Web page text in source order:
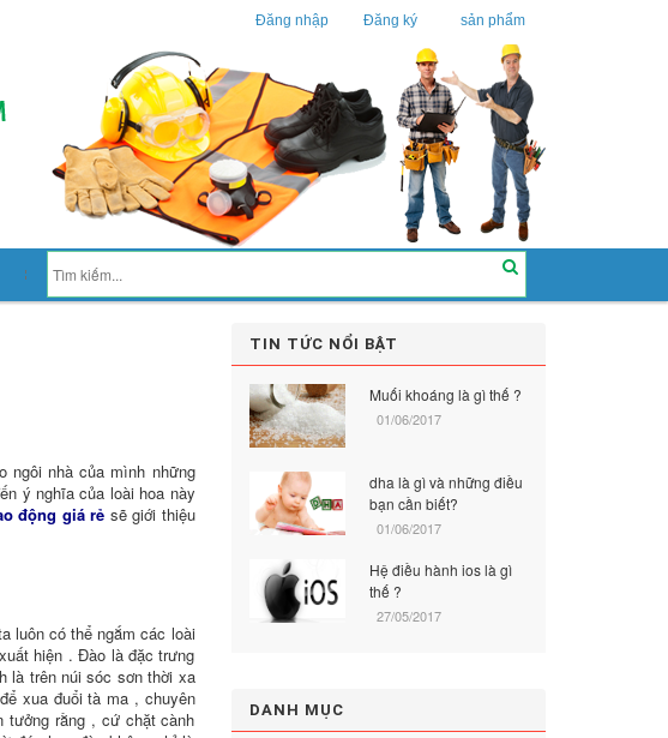
Đăng nhập Đăng ký sản phẩm
ngôi nhà của mình những
ý nghĩa của loài hoa này
động giá rẻ sẽ giới thiệu
luôn có thể ngắm các loài
hiện . Đào là đặc trưng
là trên núi sóc sơn thời xa
xua đuổi tà ma , chuyên
tưởng rằng , cứ chặt cành
TIN TỨC NỔI BẬT
Muối khoáng là gì thế ?
01/06/2017
dha là gì và những điều
bạn cần biết?
01/06/2017
Hệ điều hành ios là gì
thế ?
27/05/2017
DANH MỤC